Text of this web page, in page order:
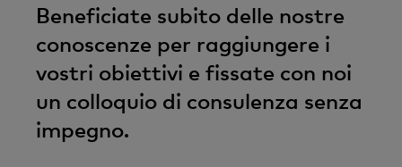
Beneficiate subito delle nostre
conoscenze per raggiungere i
vostri obiettivi e fissate con noi
un colloquio di consulenza senza
impegno.